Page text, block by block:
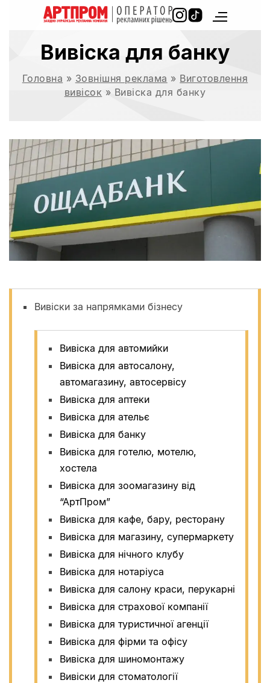
Вивіска для банку
Головна » Зовнішня реклама » Виготовлення
вивісок » Вивіска для банку
Вивіски за напрямками бізнесу
Вивіска для автомийки
Вивіска для автосалону,
автомагазину, автосервісу
Вивіска для аптеки
Вивіска для ательє
Вивіска для банку
Вивіска для готелю, мотелю,
хостела
Вивіска для зоомагазину від
“АртПром”
Вивіска для кафе, бару, ресторану
Вивіска для магазину, супермаркету
Вивіска для нічного клубу
Вивіска для нотаріуса
Вивіска для салону краси, перукарні
Вивіска для страхової компанії
Вивіска для туристичної агенції
Вивіска для фірми та офісу
Вивіска для шиномонтажу
Вивіски для стоматології